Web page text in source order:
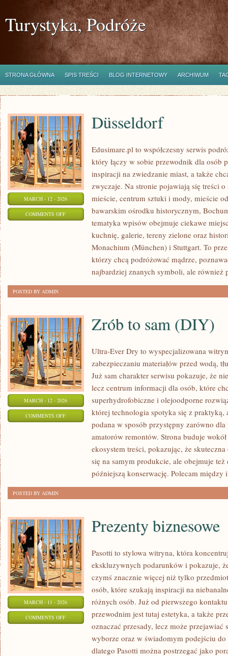
Turystyka, Podróże
STRONA GŁÓWNA SPIS TREŚCI BLOG INTERNETOWY ARCHIWUM
MARCH - 12 - 2026
COMMENTS OFFON
DÜSSELDORF
Düsseldorf
Edusimare.pl to współczesny serwis
który łączy w sobie przewodnik dla osób
inspiracji na zwiedzanie miast, a także
zwyczaje. Na stronie pojawiają się treści
mieście, centrum sztuki i mody, mieście
bawarskim ośrodku historycznym,
tematyka wpisów obejmuje ciekawe
kuchnię, galerie, tereny zielone oraz
Monachium (München) i Stuttgart. To
którzy chcą podróżować mądrze,
najbardziej znanych symboli, ale również
POSTED BY ADMIN
MARCH - 12 - 2026
COMMENTS OFFON
Zrób to sam (DIY)
Ultra-Ever Dry to wyspecjalizowana
zabezpieczaniu materiałów przed wodą,
Już sam charakter serwisu pokazuje, że
lecz centrum informacji dla osób, które
superhydrofobiczne i olejoodporne
której technologia spotyka się z praktyką,
podana w sposób przystępny zarówno
amatorów remontów. Strona buduje
ekosystem treści, pokazując, że
się na samym produkcie, ale obejmuje
późniejszą konserwację. Polecam między
POSTED BY ADMIN
MARCH - 11 - 2026
COMMENTS OFFON
BIZNESOWE
Prezenty biznesowe
Pasotti to stylowa witryna, która
ekskluzywnych podarunków i pokazuje,
czymś znacznie więcej niż tylko
osób, które szukają inspiracji na
różnych osób. Już od pierwszego
przewodnim jest tutaj estetyka, a także
oznaczać przesady, lecz może
wyborze oraz w świadomym podejściu do
dlatego Pasotti można postrzegać jako